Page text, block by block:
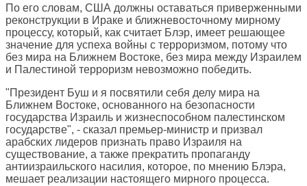
По его словам, США должны оставаться приверженными
реконструкции в Ираке и ближневосточному мирному
процессу, который, как считает Блэр, имеет решающее
значение для успеха войны с терроризмом, потому что
без мира на Ближнем Востоке, без мира между Израилем
и Палестиной терроризм невозможно победить.
"Президент Буш и я посвятили себя делу мира на
Ближнем Востоке, основанного на безопасности
государства Израиль и жизнеспособном палестинском
государстве", - сказал премьер-министр и призвал
арабских лидеров признать право Израиля на
существование, а также прекратить пропаганду
антиизраильского насилия, которое, по мнению Блэра,
мешает реализации настоящего мирного процесса.